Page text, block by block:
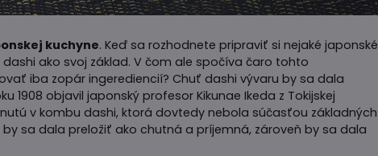
kuchyne. Keď sa rozhodnete pripraviť si nejaké japonské
ako svoj základ. V čom ale spočíva čaro tohto
iba zopár ingerediencií? Chuť dashi vývaru by sa dala
1908 objavil japonský profesor Kikunae Ikeda z Tokijskej
v kombu dashi, ktorá dovtedy nebola súčasťou základných
sa dala preložiť ako chutná a príjemná, zároveň by sa dala